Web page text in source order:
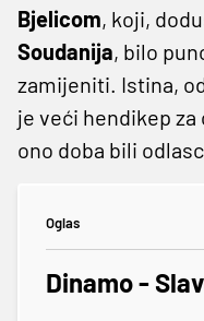
Bjelicom, koji,
Soudanija, bilo
zamijeniti. Istina,
je veći hendikep za
ono doba bili
Oglas
Dinamo -